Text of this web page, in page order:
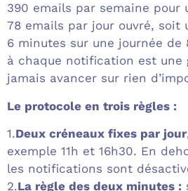
390 emails par semaine pour
78 emails par jour ouvré, soit
6 minutes sur une journée de
à chaque notification est une
jamais avancer sur rien
Le protocole en trois règles :
1.Deux créneaux fixes par jour
exemple 11h et 16h30. En
les notifications sont
2.La règle des deux minutes :